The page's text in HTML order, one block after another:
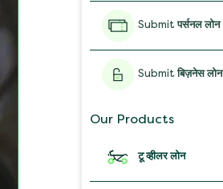
Submitपर्सनल लोन
Submitबिज़नेस लोन
Our Products
टू व्हीलर लोन